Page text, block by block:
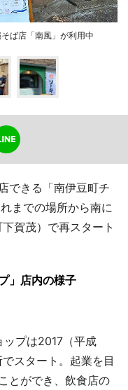
ば店「南風」が利用中
できる「南伊豆町チ
までの場所から南に
賀茂）で再スタート
」店内の様子
プは2017（平成
スタート。起業を目
とができ、飲食店の